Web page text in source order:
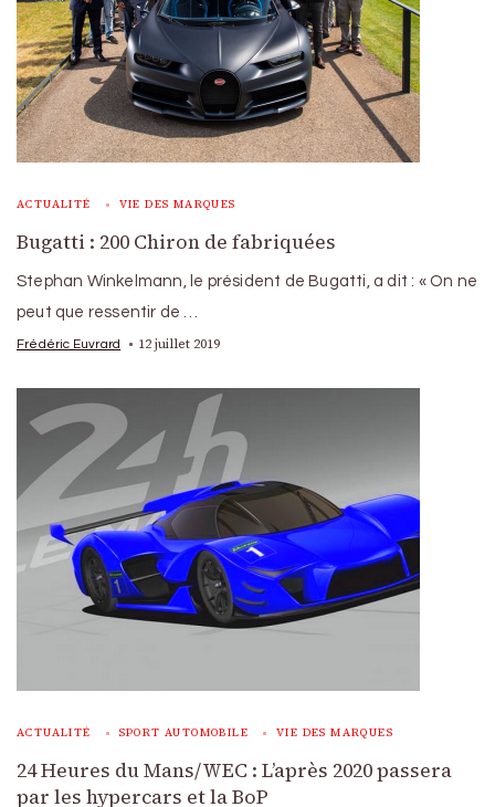
ACTUALITÉ VIE DES MARQUES
Bugatti : 200 Chiron de fabriquées
Stephan Winkelmann, le président de Bugatti, a dit : « On ne
peut que ressentir de …
Frédéric Euvrard 12 juillet 2019
ACTUALITÉ SPORT AUTOMOBILE VIE DES MARQUES
24 Heures du Mans/WEC : L’après 2020 passera
par les hypercars et la BoP